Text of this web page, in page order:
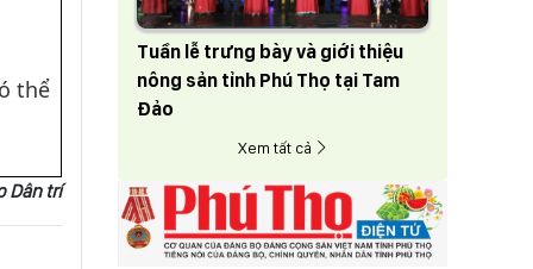
thể
Dân trí
Tuần lễ trưng bày và giới thiệu
nông sản tỉnh Phú Thọ tại Tam
Đảo
Xem tất cả